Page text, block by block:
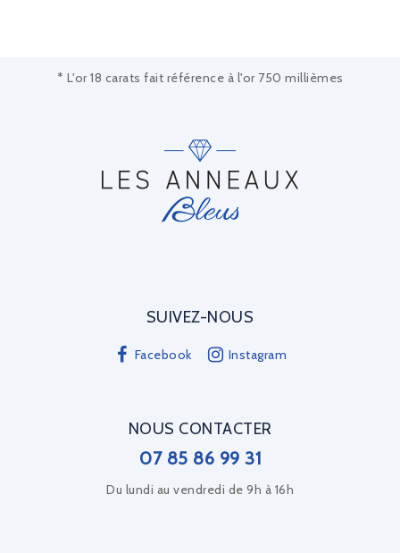
* L'or 18 carats fait référence à l'or 750 millièmes
SUIVEZ-NOUS
Facebook Instagram
NOUS CONTACTER
07 85 86 99 31
Du lundi au vendredi de 9h à 16h